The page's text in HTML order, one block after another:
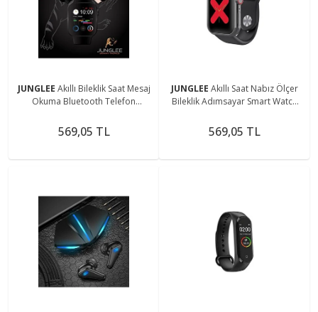
JUNGLEE Akıllı Bileklik Saat Mesaj
Okuma Bluetooth Telefon
569,05 TL
JUNGLEE Akıllı Saat Nabız Ölçer
Bileklik Adımsayar Smart Watch
Siyah
569,05 TL